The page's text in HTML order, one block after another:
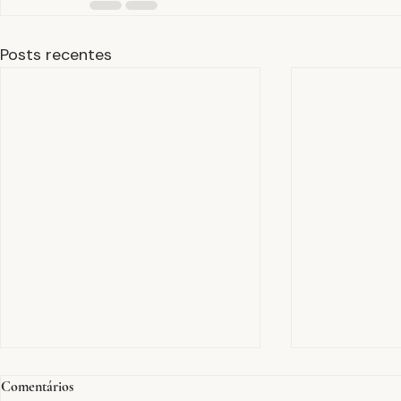
Posts recentes
Comentários